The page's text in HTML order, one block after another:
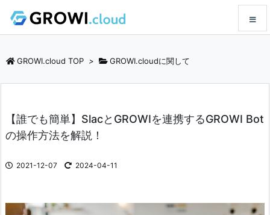
GROWI.cloud TOP > GROWI.cloudに関して
【誰でも簡単】SlacとGROWIを連携するGROWI Bot
の操作方法を解説！
2021-12-07 2024-04-11